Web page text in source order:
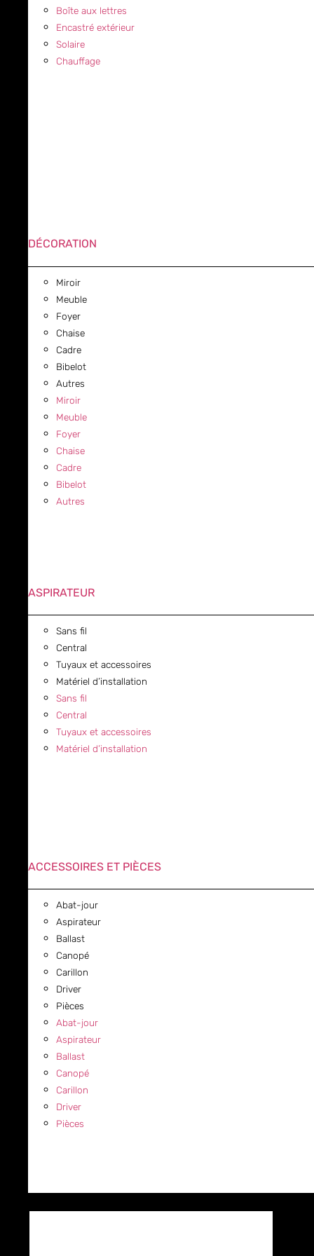
Boîte aux lettres
Encastré extérieur
Solaire
Chauffage
DÉCORATION
Miroir
Meuble
Foyer
Chaise
Cadre
Bibelot
Autres
Miroir
Meuble
Foyer
Chaise
Cadre
Bibelot
Autres
ASPIRATEUR
Sans fil
Central
Tuyaux et accessoires
Matériel d’installation
Sans fil
Central
Tuyaux et accessoires
Matériel d’installation
ACCESSOIRES ET PIÈCES
Abat-jour
Aspirateur
Ballast
Canopé
Carillon
Driver
Pièces
Abat-jour
Aspirateur
Ballast
Canopé
Carillon
Driver
Pièces